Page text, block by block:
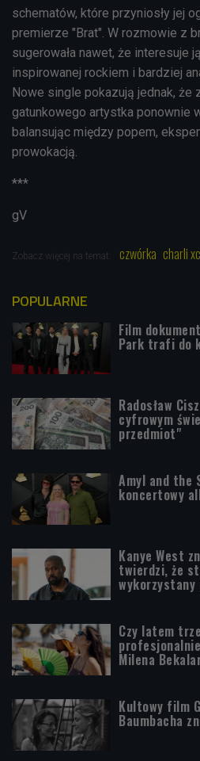
schematów, które przyniosły jej
premierze "Brat". W rozmowie z
sugerowała nawet, że interesuje
inspirowanej rockiem i bardziej
Nowe single pokazują jednak,
gatunkowego artystka ponownie
balansując między popem,
prowokacją.
***
gV
Zobacz więcej na temat: czwórka charli
POPULARNE
Film
Park trafi do
Radosław
cyfrowym
przedmiot"
Amyl and the
koncertowy
Kanye West
twierdzi, że
wykorzystany
Czy latem
Milena
Kultowy film
Baumbacha